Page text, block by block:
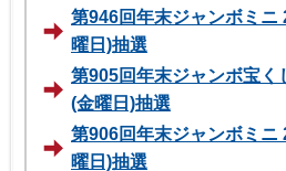
第946回年末ジャンボミニ
曜日)抽選
第905回年末ジャンボ宝く
(金曜日)抽選
第906回年末ジャンボミニ
曜日)抽選